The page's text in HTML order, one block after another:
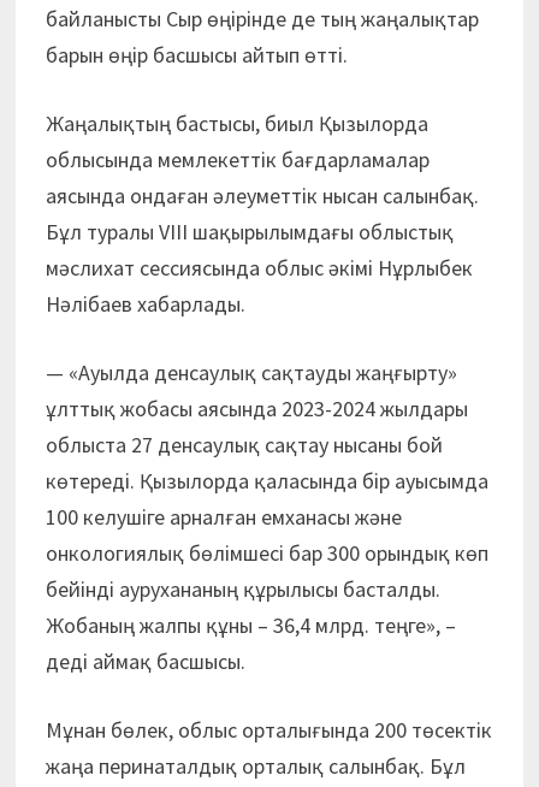
байланысты Сыр өңірінде де тың жаңалықтар
барын өңір басшысы айтып өтті.
Жаңалықтың бастысы, биыл Қызыл­орда
облысында мемлекеттік бағдар­ла­ма­лар
аясында ондаған әлеуметтік нысан салынбақ.
Бұл туралы VІІІ шақы­ры­лымдағы облыстық
мәслихат сессиясында облыс әкімі Нұрлыбек
Нәлібаев хабарлады.
— «Ауылда денсаулық сақтауды жаңғырту»
ұлттық жобасы аясында 2023-2024 жылдары
облыста 27 денсаулық сақтау нысаны бой
көтереді. Қызылорда қаласында бір ауысымда
100 келушіге арналған емханасы және
онкологиялық бөлімшесі бар 300 орындық көп
бейінді аурухананың құрылысы басталды.
Жобаның жалпы құны – 36,4 млрд. теңге», –
деді аймақ басшысы.
Мұнан бөлек, облыс орталығында 200 төсектік
жаңа перинаталдық орталық салынбақ. Бұл